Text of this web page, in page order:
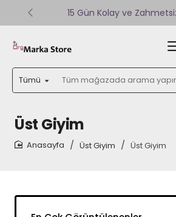
15 Gün Kolay ve
Tümü
Tüm
mağazada
yapın...
Üst Giyim
Üst Giyim Üst Giyim